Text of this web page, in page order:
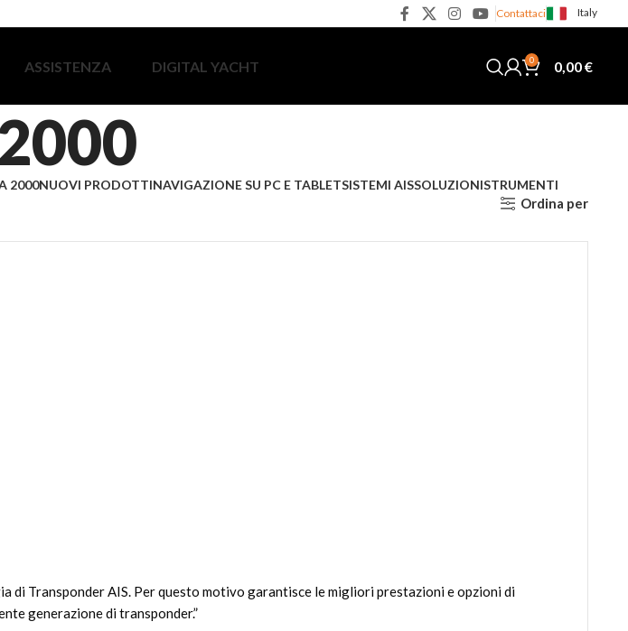
Contattaci Italy
ASSISTENZA DIGITAL YACHT 0 0,00€
2000NUOVI PRODOTTINAVIGAZIONE SU PC E TABLETSISTEMI AISSOLUZIONISTRUMENTI
Ordina per
di Transponder AIS. Per questo motivo garantisce le migliori prestazioni e opzioni di
generazione di transponder.”